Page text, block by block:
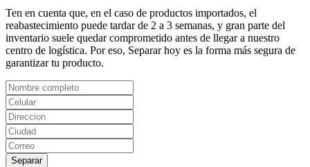
Ten en cuenta que, en el caso de productos importados, el
reabastecimiento puede tardar de 2 a 3 semanas, y gran parte del
inventario suele quedar comprometido antes de llegar a nuestro
centro de logística. Por eso, Separar hoy es la forma más segura de
garantizar tu producto.
Separar